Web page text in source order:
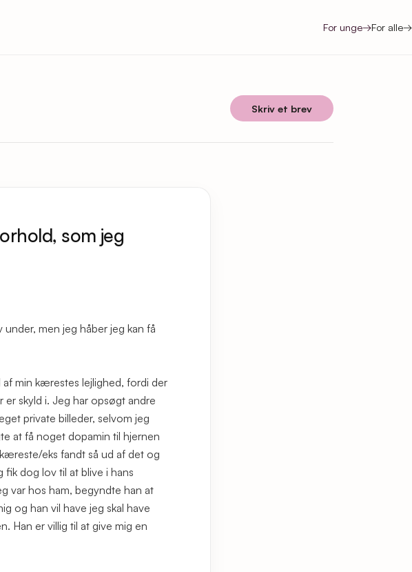
For unge→For alle→
Skriv et brev
som jeg
men jeg håber jeg kan få
min kærestes lejlighed, fordi der
skyld i. Jeg har opsøgt andre
private billeder, selvom jeg
at få noget dopamin til hjernen
eks fandt så ud af det og
dog lov til at blive i hans
var hos ham, begyndte han at
og han vil have jeg skal have
Han er villig til at give mig en